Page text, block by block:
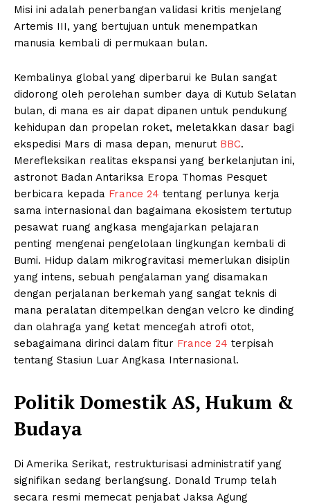
Misi ini adalah penerbangan validasi kritis menjelang
Artemis III, yang bertujuan untuk menempatkan
manusia kembali di permukaan bulan.
Kembalinya global yang diperbarui ke Bulan sangat
didorong oleh perolehan sumber daya di Kutub Selatan
bulan, di mana es air dapat dipanen untuk pendukung
kehidupan dan propelan roket, meletakkan dasar bagi
ekspedisi Mars di masa depan, menurut BBC.
Merefleksikan realitas ekspansi yang berkelanjutan ini,
astronot Badan Antariksa Eropa Thomas Pesquet
berbicara kepada France 24 tentang perlunya kerja
sama internasional dan bagaimana ekosistem tertutup
pesawat ruang angkasa mengajarkan pelajaran
penting mengenai pengelolaan lingkungan kembali di
Bumi. Hidup dalam mikrogravitasi memerlukan disiplin
yang intens, sebuah pengalaman yang disamakan
dengan perjalanan berkemah yang sangat teknis di
mana peralatan ditempelkan dengan velcro ke dinding
dan olahraga yang ketat mencegah atrofi otot,
sebagaimana dirinci dalam fitur France 24 terpisah
tentang Stasiun Luar Angkasa Internasional.
Politik Domestik AS, Hukum &
Budaya
Di Amerika Serikat, restrukturisasi administratif yang
signifikan sedang berlangsung. Donald Trump telah
secara resmi memecat penjabat Jaksa Agung